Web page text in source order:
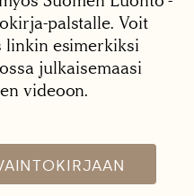
palstalle. Voit
linkin esimerkiksi
julkaisemaasi
videoon.